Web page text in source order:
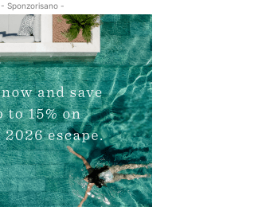
- Sponzorisano -